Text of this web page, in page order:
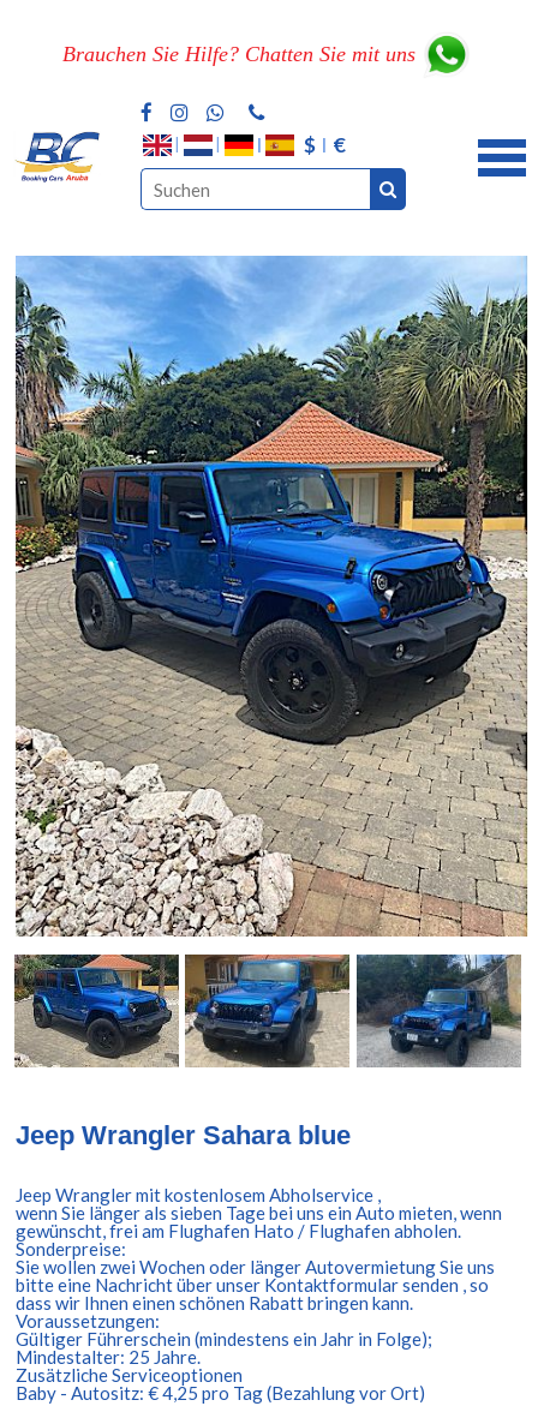
Brauchen Sie Hilfe? Chatten Sie mit uns
$ €
Jeep Wrangler Sahara blue
Jeep Wrangler mit kostenlosem Abholservice ,
wenn Sie länger als sieben Tage bei uns ein Auto mieten, wenn
gewünscht, frei am Flughafen Hato / Flughafen abholen.
Sonderpreise:
Sie wollen zwei Wochen oder länger Autovermietung Sie uns
bitte eine Nachricht über unser Kontaktformular senden , so
dass wir Ihnen einen schönen Rabatt bringen kann.
Voraussetzungen:
Gültiger Führerschein (mindestens ein Jahr in Folge);
Mindestalter: 25 Jahre.
Zusätzliche Serviceoptionen
Baby - Autositz: € 4,25 pro Tag (Bezahlung vor Ort)